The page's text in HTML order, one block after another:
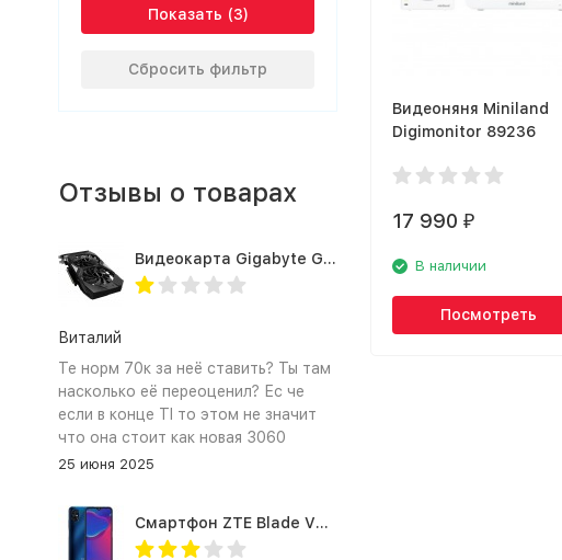
Видеоняня Miniland
Digimonitor 89236
17 990 ₽
В наличии
Посмотреть
Показать
Сбросить фильтр
Отзывы о товарах
Видеокарта Gigabyte GTX1660TI 6GB (GV-N166TOC-6GD 1.0A)
Виталий
Те норм 70к за неё ставить? Ты там
насколько её переоценил? Ес че
если в конце TI то этом не значит
что она стоит как новая 3060
25 июня 2025
Смартфон ZTE Blade V2020 Smart 64 Гб синий